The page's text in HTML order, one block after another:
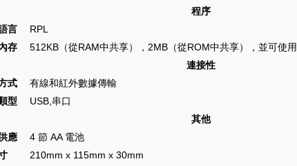
程序
言
RPL
存
512KB（從RAM中共享），2MB（從ROM中共享），並可使
連接性
式
有線和紅外數據傳輸
型
USB,串口
其他
應
4 節 AA 電池
210mm x 115mm x 30mm